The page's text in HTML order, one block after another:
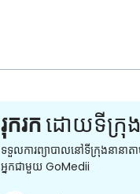
រុករកដោយទីក្រុង
ទទួលការព្យាបាលនៅទីក្រុងនានា
អ្នកជាមួយ GoMedii